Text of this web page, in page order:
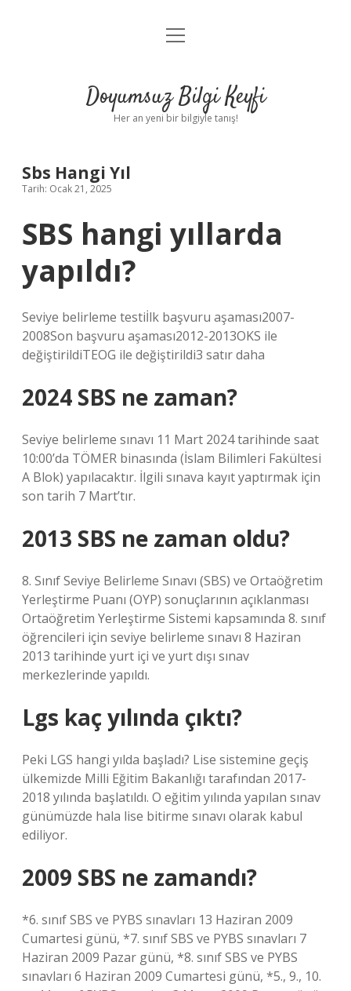
Anasayfa
Yasal Uyarı
menüyü
Doyumsuz Bilgi Keyfi
Her an yeni bir bilgiyle tanış!
Sbs Hangi Yıl
Tarih: Ocak 21, 2025
SBS hangi yıllarda
yapıldı?
Seviye belirleme testiİlk başvuru aşaması2007-
2008Son başvuru aşaması2012-2013OKS ile
değiştirildiTEOG ile değiştirildi3 satır daha
2024 SBS ne zaman?
Seviye belirleme sınavı 11 Mart 2024 tarihinde saat
10:00’da TÖMER binasında (İslam Bilimleri Fakültesi
A Blok) yapılacaktır. İlgili sınava kayıt yaptırmak için
son tarih 7 Mart’tır.
2013 SBS ne zaman oldu?
8. Sınıf Seviye Belirleme Sınavı (SBS) ve Ortaöğretim
Yerleştirme Puanı (OYP) sonuçlarının açıklanması
Ortaöğretim Yerleştirme Sistemi kapsamında 8. sınıf
öğrencileri için seviye belirleme sınavı 8 Haziran
2013 tarihinde yurt içi ve yurt dışı sınav
merkezlerinde yapıldı.
Lgs kaç yılında çıktı?
Peki LGS hangi yılda başladı? Lise sistemine geçiş
ülkemizde Milli Eğitim Bakanlığı tarafından 2017-
2018 yılında başlatıldı. O eğitim yılında yapılan sınav
günümüzde hala lise bitirme sınavı olarak kabul
ediliyor.
2009 SBS ne zamandı?
*6. sınıf SBS ve PYBS sınavları 13 Haziran 2009
Cumartesi günü, *7. sınıf SBS ve PYBS sınavları 7
Haziran 2009 Pazar günü, *8. sınıf SBS ve PYBS
sınavları 6 Haziran 2009 Cumartesi günü, *5., 9., 10.